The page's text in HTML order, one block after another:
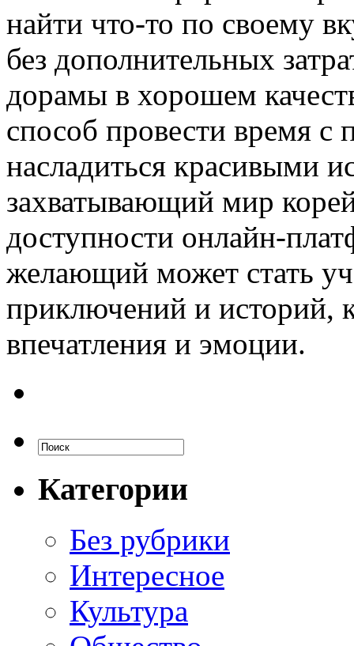
найти что-то по своему
без дополнительных
дорамы в хорошем
способ провести время с
насладиться красивыми
захватывающий мир
доступности онлайн-
желающий может стать
приключений и историй,
впечатления и эмоции.
Категории
Без рубрики
Интересное
Культура